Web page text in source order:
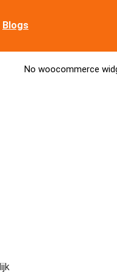
Blogs
No woocommerce